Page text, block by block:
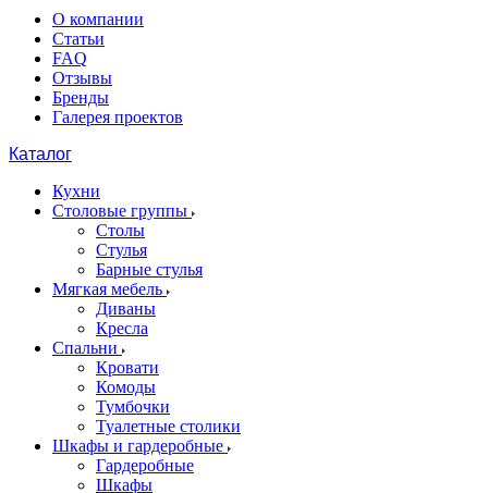
О компании
Статьи
FAQ
Отзывы
Бренды
Галерея проектов
Каталог
Кухни
Столовые группы
Столы
Стулья
Барные стулья
Мягкая мебель
Диваны
Кресла
Спальни
Кровати
Комоды
Тумбочки
Туалетные столики
Шкафы и гардеробные
Гардеробные
Шкафы